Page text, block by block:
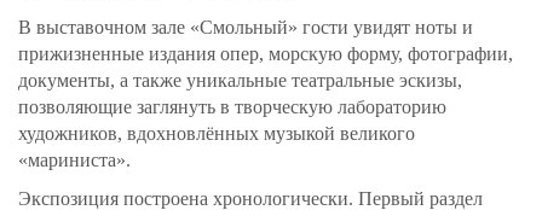
В выставочном зале «Смольный» гости увидят ноты и
прижизненные издания опер, морскую форму, фотографии,
документы, а также уникальные театральные эскизы,
позволяющие заглянуть в творческую лабораторию
художников, вдохновлённых музыкой великого
«мариниста».
Экспозиция построена хронологически. Первый раздел